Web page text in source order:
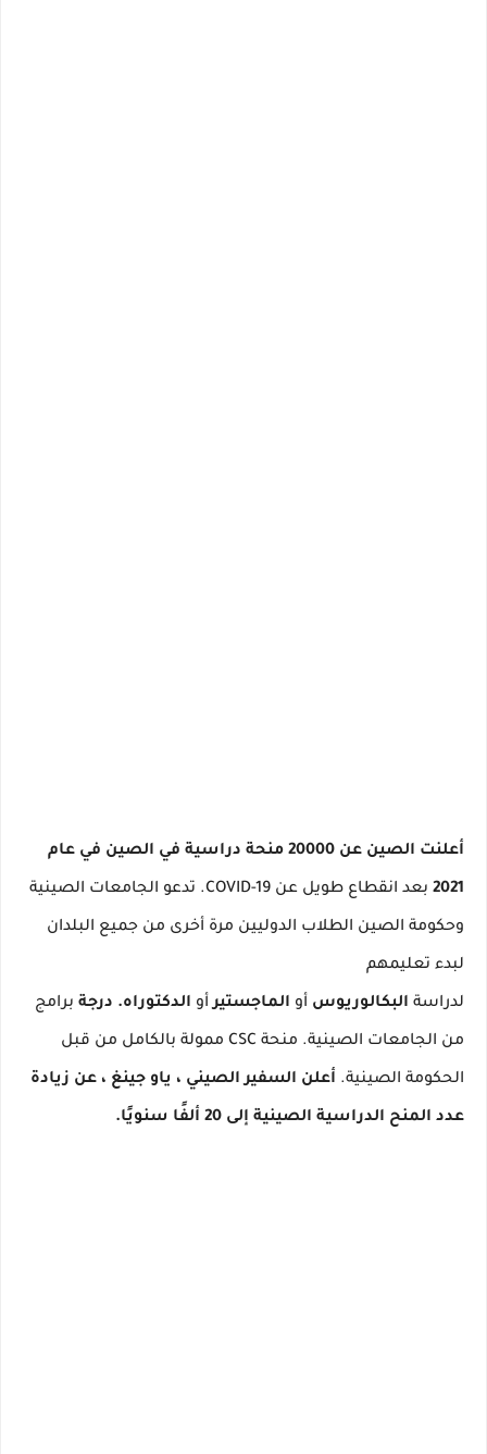
أعلنت الصين عن 20000 منحة دراسية في الصين في عام
2021 بعد انقطاع طويل عن COVID-19. تدعو الجامعات الصينية
وحكومة الصين الطلاب الدوليين مرة أخرى من جميع البلدان
لبدء تعليمهم
لدراسة البكالوريوس أو الماجستيرأو الدكتوراه. درجة برامج
من الجامعات الصينية. منحة CSC ممولة بالكامل من قبل
الحكومة الصينية. أعلن السفير الصيني ، ياو جينغ ، عن زيادة
عدد المنح الدراسية الصينية إلى 20 ألفًا سنويًا.